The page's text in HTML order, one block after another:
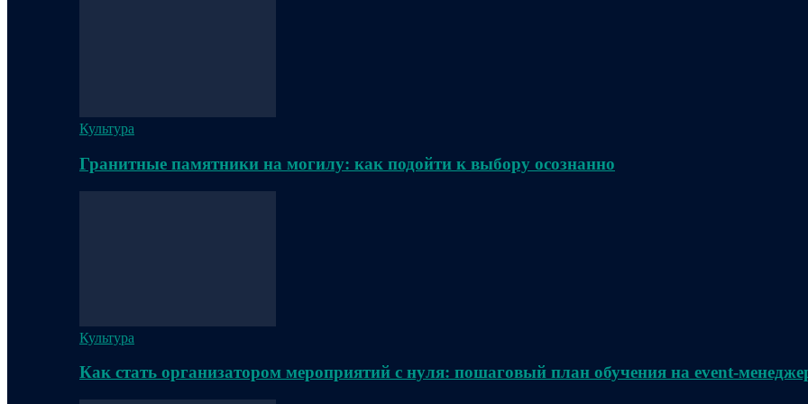
Культура
Гранитные памятники на могилу: как подойти к выбору осознанно
Культура
Как стать организатором мероприятий с нуля: пошаговый план обучения на event-